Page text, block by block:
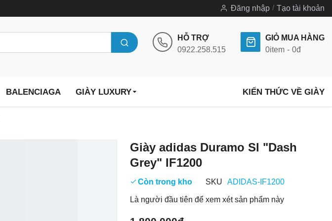
Đăng nhập Tạo tài khoản
HỖ TRỢ
0922.258.515
GIỎ MUA HÀNG
0item 0đ
BALENCIAGA GIÀY LUXURY KIẾN THỨC VỀ GIÀY
Giày adidas Duramo Sl "Dash
Grey" IF1200
Còn trong kho SKU ADIDAS-IF1200
Là người đầu tiên để xem xét sản phẩm này
Chuyển
phần